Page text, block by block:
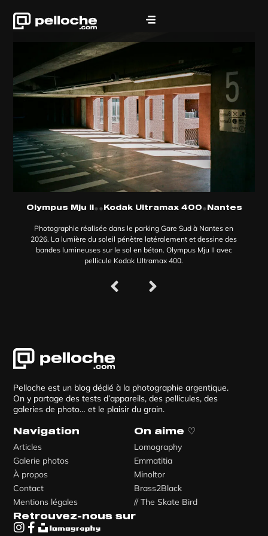
Olympus Mju II••Kodak Ultramax 400•Nantes
Photographie réalisée dans le parking Gare Sud à Nantes en
2026. La lumière du soleil pénètre latéralement et dessine des
bandes lumineuses sur le sol en béton. Olympus Mju II avec
pellicule Kodak Ultramax 400.
Pelloche est un blog dédié à la photographie argentique.
On y partage des tests d’appareils, des pellicules, des
galeries de photo… et le plaisir du grain.
Navigation
Articles
Galerie photos
À propos
Contact
Mentions légales
On aime ♡
Lomography
Emmatitia
Minoltor
Brass2Black
// The Skate Bird
Retrouvez-nous sur